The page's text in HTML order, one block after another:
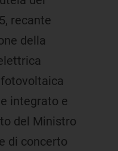
recante
della
integrato e
del Ministro
di concerto